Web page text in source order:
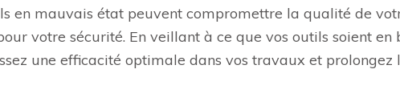
en mauvais état peuvent compromettre la qualité de
votre sécurité. En veillant à ce que vos outils soient en
une efficacité optimale dans vos travaux et prolongez